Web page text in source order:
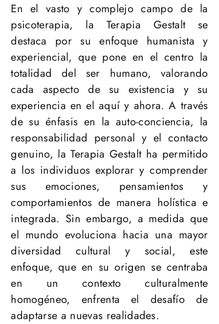
En el vasto y complejo campo de la
psicoterapia, la Terapia Gestalt se
destaca por su enfoque humanista y
experiencial, que pone en el centro la
totalidad del ser humano, valorando
cada aspecto de su existencia y su
experiencia en el aquí y ahora. A través
de su énfasis en la auto-conciencia, la
responsabilidad personal y el contacto
genuino, la Terapia Gestalt ha permitido
a los individuos explorar y comprender
sus emociones, pensamientos y
comportamientos de manera holística e
integrada. Sin embargo, a medida que
el mundo evoluciona hacia una mayor
diversidad cultural y social, este
enfoque, que en su origen se centraba
en un contexto culturalmente
homogéneo, enfrenta el desafío de
adaptarse a nuevas realidades.